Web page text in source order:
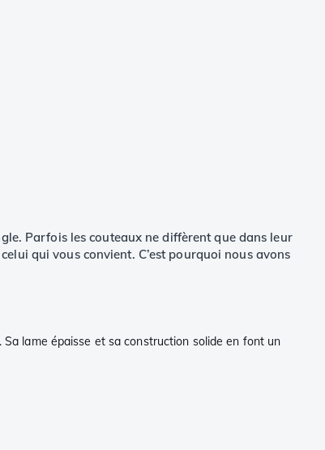
Parfois les couteaux ne diffèrent que dans leur
qui vous convient. C’est pourquoi nous avons
Sa lame épaisse et sa construction solide en font un